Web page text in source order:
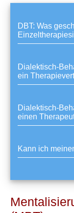
DBT: Was
Dialektisch-
ein
Dialektisch-
einen
Kann ich